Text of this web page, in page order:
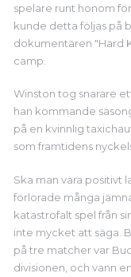
spelare runt honom
kunde detta följas på
dokumentären "Hard
camp.
Winston tog snarare
han kommande
på en kvinnlig
som framtidens
Ska man vara positivt
förlorade många
katastrofalt spel från
inte mycket att säga.
på tre matcher var
divisionen, och vann